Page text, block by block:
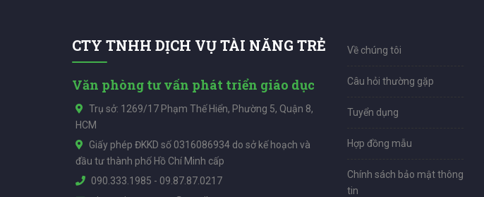
CTY TNHH DỊCH VỤ TÀI NĂNG TRẺ
Văn phòng tư vấn phát triển giáo dục
Trụ sở: 1269/17 Phạm Thế Hiển, Phường 5, Quận 8,
HCM
Giấy phép ĐKKD số 0316086934 do sở kế hoạch và
đầu tư thành phố Hồ Chí Minh cấp
090.333.1985 - 09.87.87.0217
Về chúng tôi
Câu hỏi thường gặp
Tuyển dụng
Hợp đồng mẫu
Chính sách bảo mật thông
tin